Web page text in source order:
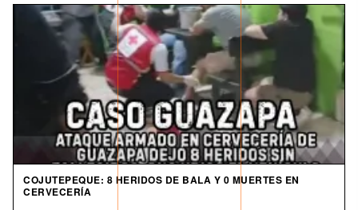
COJUTEPEQUE: 8 HERIDOS DE BALA Y 0 MUERTES EN
CERVECERÍA